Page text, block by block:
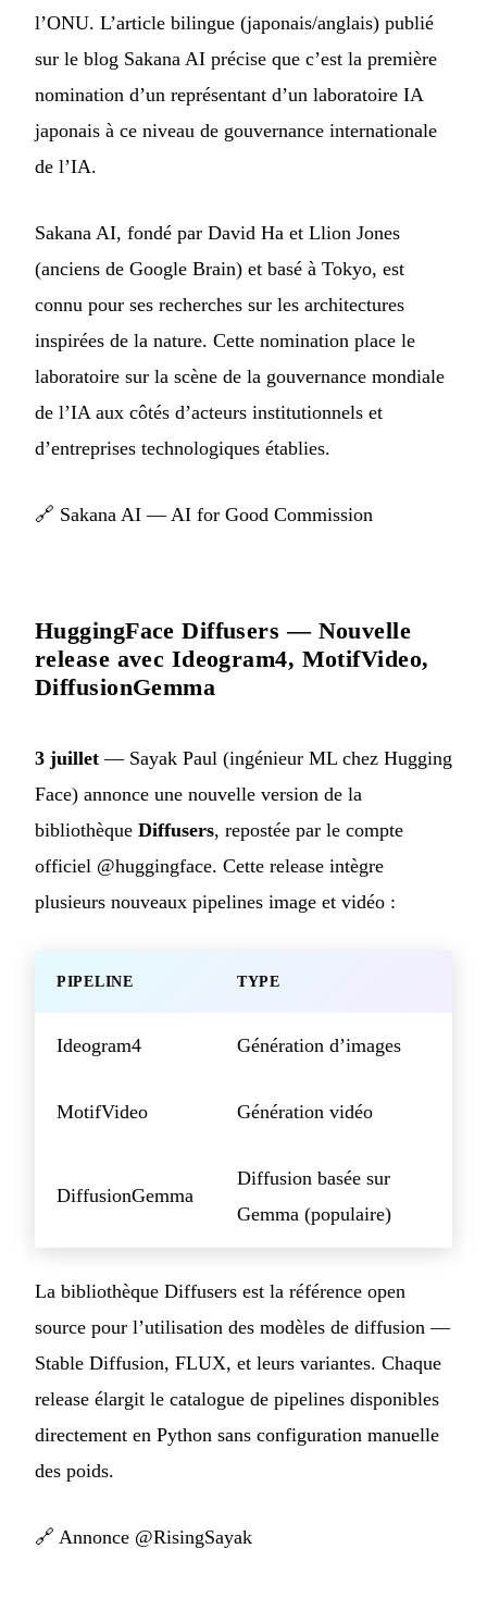
l’ONU. L’article bilingue (japonais/anglais) publié
sur le blog Sakana AI précise que c’est la première
nomination d’un représentant d’un laboratoire IA
japonais à ce niveau de gouvernance internationale
de l’IA.
Sakana AI, fondé par David Ha et Llion Jones
(anciens de Google Brain) et basé à Tokyo, est
connu pour ses recherches sur les architectures
inspirées de la nature. Cette nomination place le
laboratoire sur la scène de la gouvernance mondiale
de l’IA aux côtés d’acteurs institutionnels et
d’entreprises technologiques établies.
🔗 Sakana AI — AI for Good Commission
HuggingFace Diffusers — Nouvelle
release avec Ideogram4, MotifVideo,
DiffusionGemma
3 juillet — Sayak Paul (ingénieur ML chez Hugging
Face) annonce une nouvelle version de la
bibliothèque Diffusers, repostée par le compte
officiel @huggingface. Cette release intègre
plusieurs nouveaux pipelines image et vidéo :
PIPELINE TYPE
Ideogram4 Génération d’images
MotifVideo Génération vidéo
DiffusionGemma
Diffusion basée sur
Gemma (populaire)
La bibliothèque Diffusers est la référence open
source pour l’utilisation des modèles de diffusion —
Stable Diffusion, FLUX, et leurs variantes. Chaque
release élargit le catalogue de pipelines disponibles
directement en Python sans configuration manuelle
des poids.
🔗 Annonce @RisingSayak